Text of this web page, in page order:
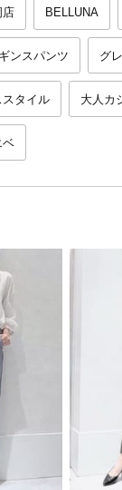
店 BELLUNA
ンスパンツ グ
スタイル 大人カ
ベ